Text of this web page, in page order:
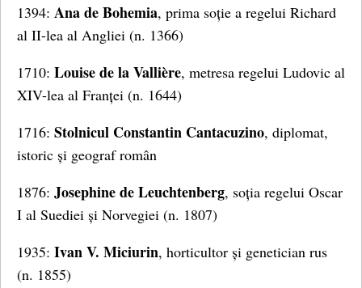
1394: Ana de Bohemia, prima soție a regelui Richard
al II-lea al Angliei (n. 1366)
1710: Louise de la Vallière, metresa regelui Ludovic al
XIV-lea al Franței (n. 1644)
1716: Stolnicul Constantin Cantacuzino, diplomat,
istoric și geograf român
1876: Josephine de Leuchtenberg, soția regelui Oscar
I al Suediei și Norvegiei (n. 1807)
1935: Ivan V. Miciurin, horticultor și genetician rus
(n. 1855)